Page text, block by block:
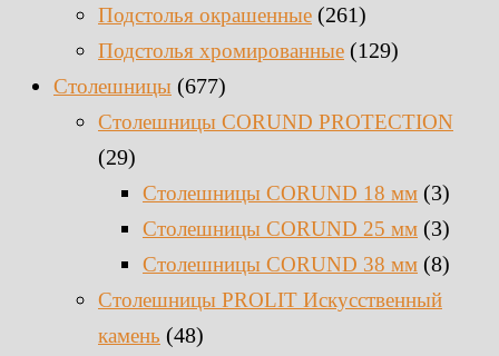
Подстолья окрашенные (261)
Подстолья хромированные (129)
Столешницы (677)
Столешницы CORUND PROTECTION
(29)
Столешницы CORUND 18 мм (3)
Столешницы CORUND 25 мм (3)
Столешницы CORUND 38 мм (8)
Столешницы PROLIT Искусственный
камень (48)